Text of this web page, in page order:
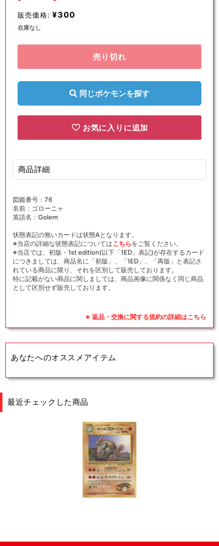
を
開
販売価格: ¥300
在庫なし
売り切れ
同じポケモンを探す
お気に入りに追加
商品詳細
図鑑番号：76
名前：ゴローニャ
英語名：Golem
状態表記の無いカードは状態Aとなります。
※当店の詳細な状態表記についてはこちらをご覧ください。
※当店では、初版・1st edition(以下「1ED」表記)が存在するカード
につきましては、商品名に「初版」、「1ED」、「再版」と表記さ
れている商品に限り、それを区別して販売しております。
特に記載がない商品に関しましては、商品画像に関係なく同じ商品
として区別せず販売しております。
※ 返品・交換に関する規約の詳細はこちら
あなたへのオススメアイテム
最近チェックした商品